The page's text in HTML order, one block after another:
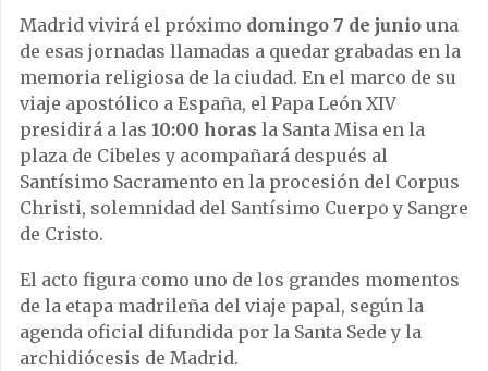
Madrid vivirá el próximo domingo 7 de junio una
de esas jornadas llamadas a quedar grabadas en la
memoria religiosa de la ciudad. En el marco de su
viaje apostólico a España, el Papa León XIV
presidirá a las 10:00 horas la Santa Misa en la
plaza de Cibeles y acompañará después al
Santísimo Sacramento en la procesión del Corpus
Christi, solemnidad del Santísimo Cuerpo y Sangre
de Cristo.
El acto figura como uno de los grandes momentos
de la etapa madrileña del viaje papal, según la
agenda oficial difundida por la Santa Sede y la
archidiócesis de Madrid.